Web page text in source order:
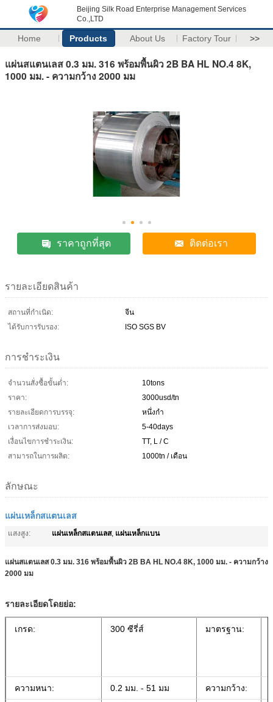
Beijing Silk Road Enterprise Management Services
Co.,LTD
Home Products About Us Factory Tour >>
แผ่นสแตนเลส 0.3 มม. 316 พร้อมพื้นผิว 2B BA HL NO.4 8K,
1000 มม. - ความกว้าง 2000 มม
ราคาถูกที่สุด ติดต่อเรา
รายละเอียดสินค้า
สถานที่กำเนิด:
จีน
ได้รับการรับรอง:
ISO SGS BV
การชำระเงิน
จำนวนสั่งซื้อขั้นต่ำ:
10tons
ราคา:
3000usd/tn
รายละเอียดการบรรจุ:
หนึ่งกำ
เวลาการส่งมอบ:
5-40days
เงื่อนไขการชำระเงิน:
TT, L / C
สามารถในการผลิต:
1000tn / เดือน
ลักษณะ
แผ่นเหล็กสแตนเลส
แสงสูง: แผ่นเหล็กสแตนเลส, แผ่นเหล็กแบน
แผ่นสแตนเลส 0.3 มม. 316 พร้อมพื้นผิว 2B BA HL NO.4 8K, 1000 มม. - ความกว้าง
2000 มม
รายละเอียดโดยย่อ:
เกรด: 300 ซีรี่ส์ มาตรฐาน:
ความหนา: 0.2 มม. - 51 มม ความกว้าง: